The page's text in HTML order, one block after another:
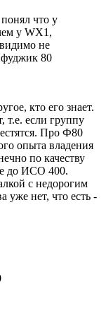
что у
у WX1,
не
фуджик 80
кто его знает.
т.е. если группу
Про Ф80
опыта владения
по качеству
до ИСО 400.
с недорогим
уже нет, что есть -